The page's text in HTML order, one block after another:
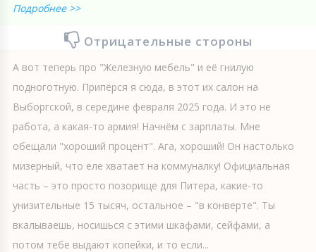
Подробнее >>
Отрицательные стороны
А вот теперь про "Железную мебель" и её гнилую
подноготную. Припёрся я сюда, в этот их салон на
Выборгской, в середине февраля 2025 года. И это не
работа, а какая-то армия! Начнём с зарплаты. Мне
обещали "хороший процент". Ага, хороший! Он настолько
мизерный, что еле хватает на коммуналку! Официальная
часть – это просто позорище для Питера, какие-то
унизительные 15 тысяч, остальное – "в конверте". Ты
вкалываешь, носишься с этими шкафами, сейфами, а
потом тебе выдают копейки, и то если...